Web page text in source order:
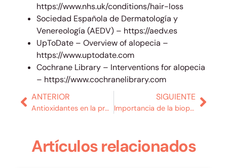
https://www.nhs.uk/conditions/hair-loss
Sociedad Española de Dermatología y
Venereología (AEDV) – https://aedv.es
UpToDate – Overview of alopecia –
https://www.uptodate.com
Cochrane Library – Interventions for alopecia
– https://www.cochranelibrary.com
ANTERIOR
Antioxidantes en la protección de la piel frente al
SIGUIENTE
Importancia de la biopsia cutánea en el diagnóstico
Artículos relacionados